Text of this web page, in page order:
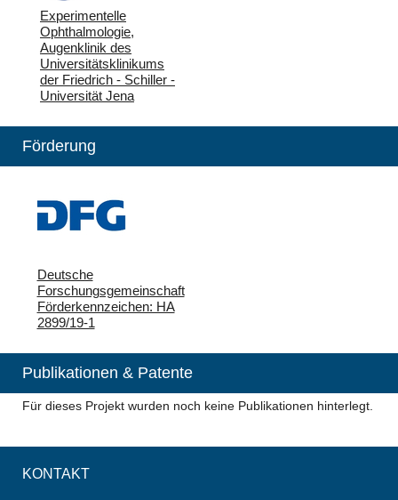
Experimentelle
Ophthalmologie,
Augenklinik des
Universitätsklinikums
der Friedrich - Schiller -
Universität Jena
Förderung
Deutsche
Forschungsgemeinschaft
Förderkennzeichen: HA
2899/19-1
Publikationen & Patente
Für dieses Projekt wurden noch keine Publikationen hinterlegt.
KONTAKT